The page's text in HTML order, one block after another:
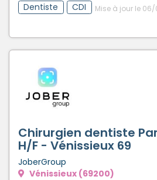
Dentiste CDI Mise à jour le
Chirurgien dentiste
H/F - Vénissieux 69
JoberGroup
Vénissieux (69200)